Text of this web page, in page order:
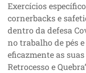
Exercícios
cornerbacks e
dentro da defesa
no trabalho de pés
eficazmente as
Retrocesso e